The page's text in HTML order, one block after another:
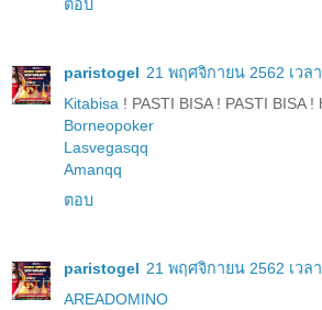
ตอบ
paristogel 21 พฤศจิกายน 2562 เวล
Kitabisa ! PASTI BISA ! PASTI BISA
Borneopoker
Lasvegasqq
Amanqq
ตอบ
paristogel 21 พฤศจิกายน 2562 เวล
AREADOMINO